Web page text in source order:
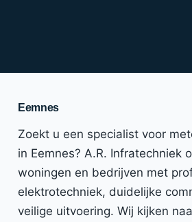
Eemnes
Zoekt u een specialist voor
in Eemnes? A.R. Infratechniek
woningen en bedrijven met
elektrotechniek, duidelijke
veilige uitvoering. Wij kijken